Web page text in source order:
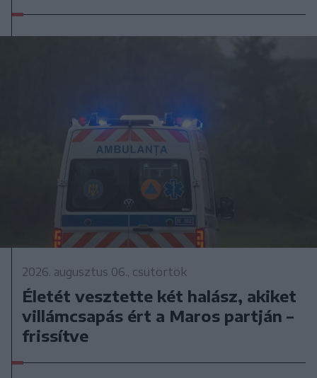
2026. augusztus 06., csütörtök
Életét vesztette két halász, akiket
villámcsapás ért a Maros partján –
frissítve